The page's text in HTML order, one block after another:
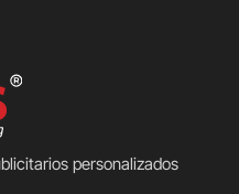
personalizados